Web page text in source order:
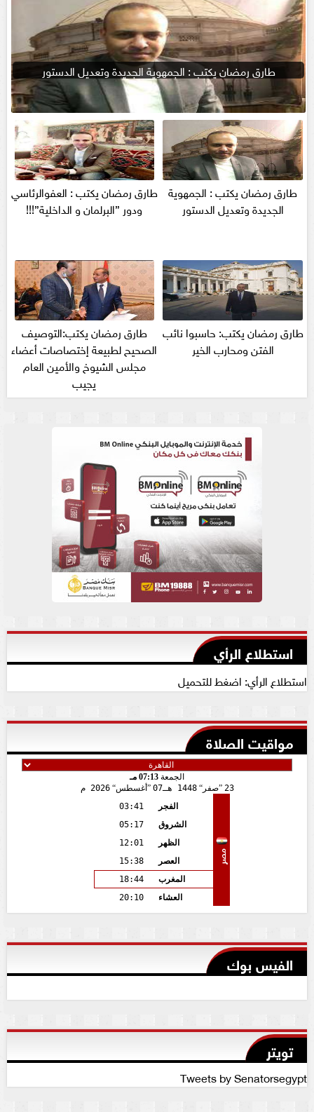
طارق رمضان يكتب : الجمهوية الجديدة وتعديل الدستور
طارق رمضان يكتب : الجمهوية
الجديدة وتعديل الدستور
طارق رمضان يكتب : العفوالرئاسي
ودور ”البرلمان و الداخلية”!!!
طارق رمضان يكتب: حاسبوا نائب
الفتن ومحارب الخير
طارق رمضان يكتب:التوصيف
الصحيح لطبيعة إختصاصات أعضاء
مجلس الشيوخ والأمين العام
يجيب
استطلاع الرأي
استطلاع الرأي: اضغط للتحميل
مواقيت الصلاة
الجمعة 07:13 مـ
23
صفر 1448 هـ 07 أغسطس 2026 م
مصر
الفجر
03:41
الشروق
05:17
الظهر
12:01
العصر
15:38
المغرب
18:44
العشاء
20:10
الفيس بوك
تويتر
Tweets by Senatorsegypt